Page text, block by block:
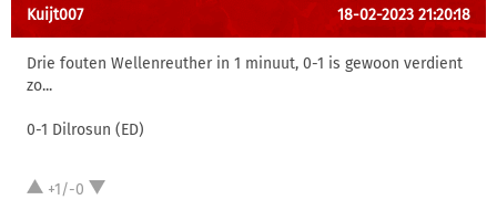
Kuijt007 18-02-2023 21:20:18
Drie fouten Wellenreuther in 1 minuut, 0-1 is gewoon verdient
zo...
0-1 Dilrosun (ED)
+1/-0